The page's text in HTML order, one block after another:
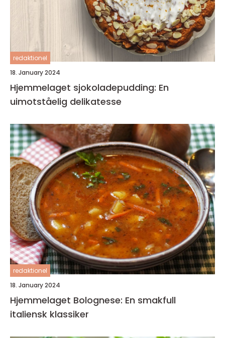
redaktionel
18. January 2024
Hjemmelaget sjokoladepudding: En
uimotståelig delikatesse
redaktionel
18. January 2024
Hjemmelaget Bolognese: En smakfull
italiensk klassiker